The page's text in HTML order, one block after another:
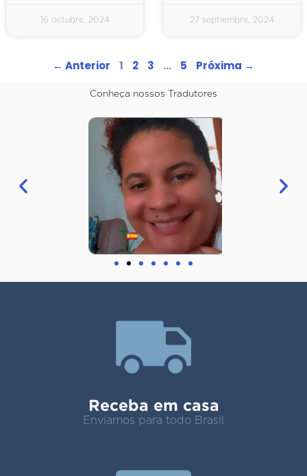
16 octubre, 2024 27 septiembre, 2024
← Anterior 1 2 3 … 5 Próxima →
Conheça nossos Tradutores
Receba em casa
Enviamos para todo Brasil